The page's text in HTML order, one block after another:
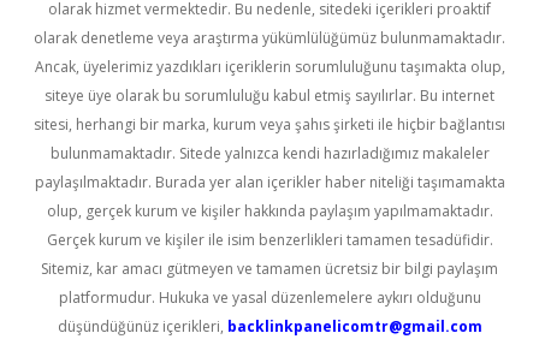
olarak hizmet vermektedir. Bu nedenle, sitedeki içerikleri proaktif
olarak denetleme veya araştırma yükümlülüğümüz bulunmamaktadır.
Ancak, üyelerimiz yazdıkları içeriklerin sorumluluğunu taşımakta olup,
siteye üye olarak bu sorumluluğu kabul etmiş sayılırlar. Bu internet
sitesi, herhangi bir marka, kurum veya şahıs şirketi ile hiçbir bağlantısı
bulunmamaktadır. Sitede yalnızca kendi hazırladığımız makaleler
paylaşılmaktadır. Burada yer alan içerikler haber niteliği taşımamakta
olup, gerçek kurum ve kişiler hakkında paylaşım yapılmamaktadır.
Gerçek kurum ve kişiler ile isim benzerlikleri tamamen tesadüfidir.
Sitemiz, kar amacı gütmeyen ve tamamen ücretsiz bir bilgi paylaşım
platformudur. Hukuka ve yasal düzenlemelere aykırı olduğunu
düşündüğünüz içerikleri, backlinkpanelicomtr@gmail.com